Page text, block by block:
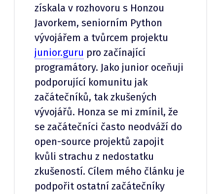
získala v rozhovoru s Honzou
Javorkem, seniorním Python
vývojářem a tvůrcem projektu
junior.guru pro začínající
programátory. Jako junior oceňuji
podporující komunitu jak
začátečníků, tak zkušených
vývojářů. Honza se mi zmínil, že
se začátečníci často neodváží do
open-source projektů zapojit
kvůli strachu z nedostatku
zkušeností. Cílem mého článku je
podpořit ostatní začátečníky